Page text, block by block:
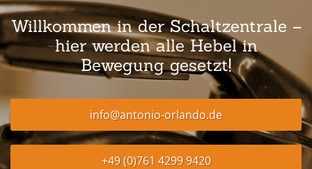
Willkommen in der Schaltzentrale –
hier werden alle Hebel in
Bewegung gesetzt!
info@antonio-orlando.de
+49 (0)761 4299 9420